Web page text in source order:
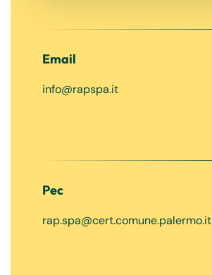
Email
info@rapspa.it
Pec
rap.spa@cert.comune.palermo.it